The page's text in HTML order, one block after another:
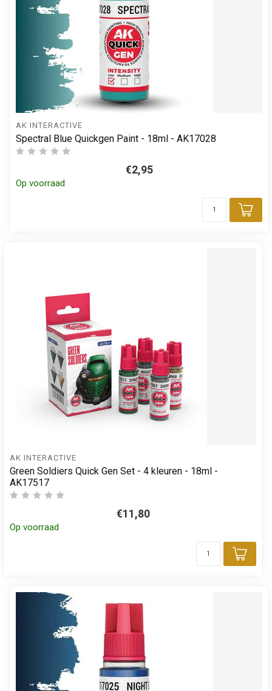
AK INTERACTIVE
Spectral Blue Quickgen Paint - 18ml - AK17028
€2,95
Op voorraad
AK INTERACTIVE
Green Soldiers Quick Gen Set - 4 kleuren - 18ml -
AK17517
€11,80
Op voorraad